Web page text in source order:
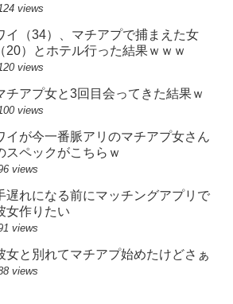
views
イ（34）、マチアプで捕まえた女
（20）とホテル行った結果ｗｗｗ
views
チアプ女と3回目会ってきた結果ｗ
views
イが今一番脈アリのマチアプ女さん
スペックがこちらｗ
views
遅れになる前にマッチングアプリで
女作りたい
views
女と別れてマチアプ始めたけどさぁ
views